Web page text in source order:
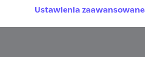
Ustawienia zaawansowane